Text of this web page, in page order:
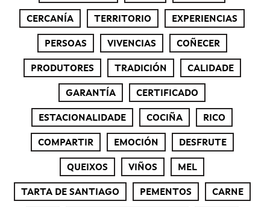
CERCANÍA TERRITORIO EXPERIENCIAS
PERSOAS VIVENCIAS COÑECER
PRODUTORES TRADICIÓN CALIDADE
GARANTÍA CERTIFICADO
ESTACIONALIDADE COCIÑA RICO
COMPARTIR EMOCIÓN DESFRUTE
QUEIXOS VIÑOS MEL
TARTA DE SANTIAGO PEMENTOS CARNE